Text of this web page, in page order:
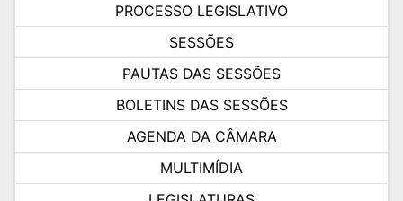
PROCESSO LEGISLATIVO
SESSÕES
PAUTAS DAS SESSÕES
BOLETINS DAS SESSÕES
AGENDA DA CÂMARA
MULTIMÍDIA